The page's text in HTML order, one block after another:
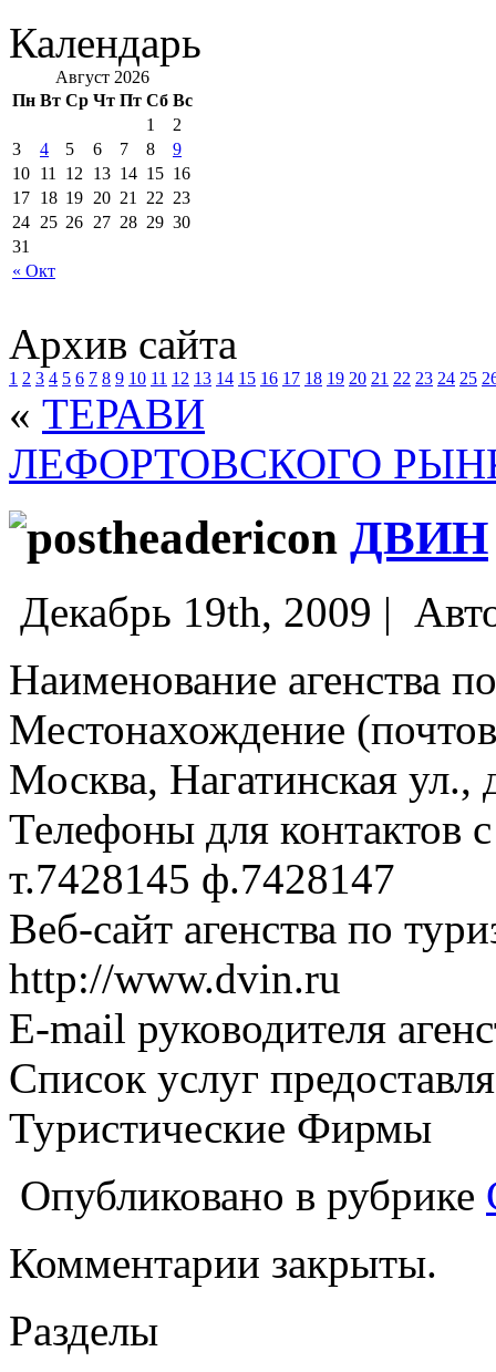
Календарь
Август 2026
Пн Вт Ср Чт Пт Сб Вс
« Окт
1
2
3
4 5 6 7 8
9
10 11 12 13 14 15 16
17 18 19 20 21 22 23
24 25 26 27 28 29 30
31
Архив сайта
1 2 3 4 5 6 7 8 9 10 11 12 13 14 15 16 17 18 19 20 21 22 23 24 25
« ТЕРАВИ
ЛЕФОРТОВСКОГО
ДВИН
Декабрь 19th, 2009 |
Наименование агенства
Местонахождение
Москва, Нагатинская ул.,
Телефоны для контактов
т.7428145 ф.7428147
Веб-сайт агенства по
http://www.dvin.ru
E-mail руководителя
Список услуг
Туристические Фирмы
Опубликовано в рубрике
Комментарии закрыты.
Разделы